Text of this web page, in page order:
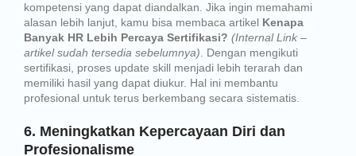
kompetensi yang dapat diandalkan. Jika ingin memahami
alasan lebih lanjut, kamu bisa membaca artikel Kenapa
Banyak HR Lebih Percaya Sertifikasi? (Internal Link –
artikel sudah tersedia sebelumnya). Dengan mengikuti
sertifikasi, proses update skill menjadi lebih terarah dan
memiliki hasil yang dapat diukur. Hal ini membantu
profesional untuk terus berkembang secara sistematis.
6. Meningkatkan Kepercayaan Diri dan
Profesionalisme